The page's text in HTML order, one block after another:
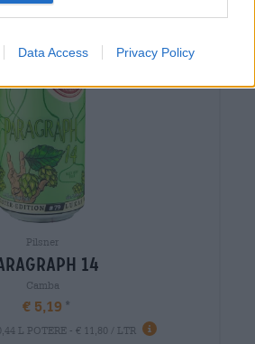
Data Access Privacy Policy
Pilsner
14
Camba
€ 5,19
L POTERE - € 11,80 / LTR